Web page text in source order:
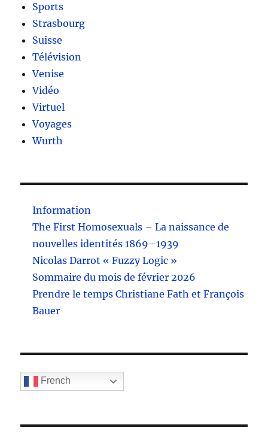
Sports
Strasbourg
Suisse
Télévision
Venise
Vidéo
Virtuel
Voyages
Wurth
Information
The First Homosexuals – La naissance de
nouvelles identités 1869–1939
Nicolas Darrot « Fuzzy Logic »
Sommaire du mois de février 2026
Prendre le temps Christiane Fath et François
Bauer
French